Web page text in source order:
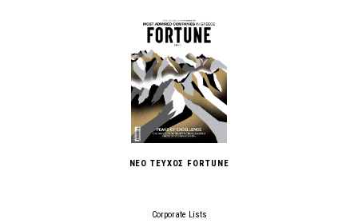
ΝΕΟ ΤΕΥΧΟΣ FORTUNE
Corporate Lists